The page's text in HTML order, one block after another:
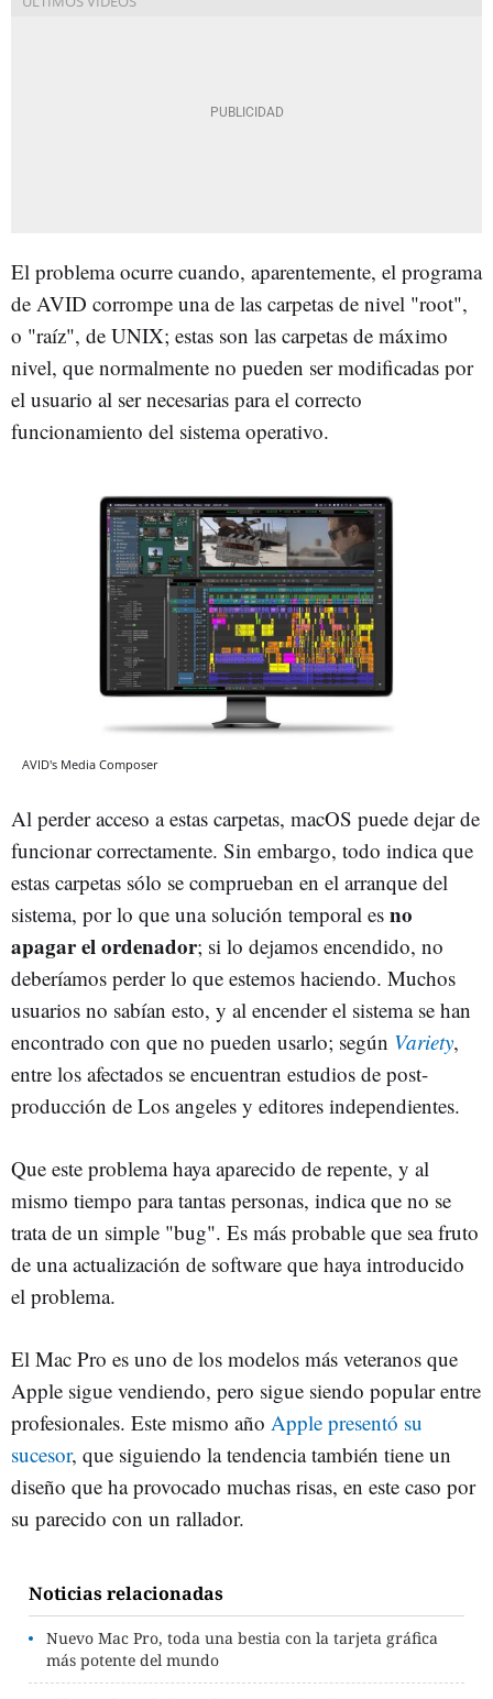
El problema ocurre cuando, aparentemente, el programa
de AVID corrompe una de las carpetas de nivel "root",
o "raíz", de UNIX; estas son las carpetas de máximo
nivel, que normalmente no pueden ser modificadas por
el usuario al ser necesarias para el correcto
funcionamiento del sistema operativo.
AVID's Media Composer
Al perder acceso a estas carpetas, macOS puede dejar de
funcionar correctamente. Sin embargo, todo indica que
estas carpetas sólo se comprueban en el arranque del
sistema, por lo que una solución temporal es no
apagar el ordenador; si lo dejamos encendido, no
deberíamos perder lo que estemos haciendo. Muchos
usuarios no sabían esto, y al encender el sistema se han
encontrado con que no pueden usarlo; según Variety,
entre los afectados se encuentran estudios de post-
producción de Los angeles y editores independientes.
Que este problema haya aparecido de repente, y al
mismo tiempo para tantas personas, indica que no se
trata de un simple "bug". Es más probable que sea fruto
de una actualización de software que haya introducido
el problema.
El Mac Pro es uno de los modelos más veteranos que
Apple sigue vendiendo, pero sigue siendo popular entre
profesionales. Este mismo año Apple presentó su
sucesor, que siguiendo la tendencia también tiene un
diseño que ha provocado muchas risas, en este caso por
su parecido con un rallador.
Noticias relacionadas
Nuevo Mac Pro, toda una bestia con la tarjeta gráfica
más potente del mundo